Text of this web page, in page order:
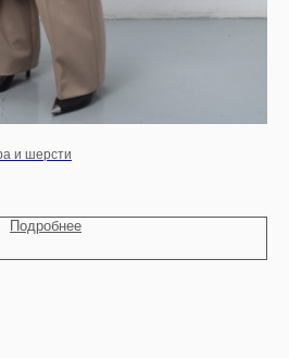
и шерсти
Подробнее